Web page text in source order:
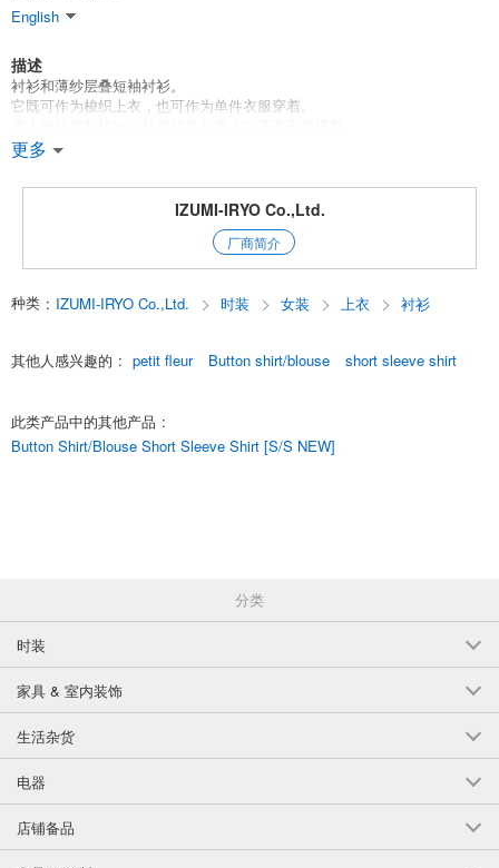
English
描述
衬衫和薄纱层叠短袖衬衫。
它既可作为梭织上衣，也可作为单件衣服穿着。
在条纹衬衫中加入薄纱，更显女性柔美。
*Petit Fleur
专为追求潮流的时尚女性设计！从妩媚可爱的时装到混合休闲的搭配，我
们以合理的价格为各种场合提供各种服饰。
限时优惠！仅对首次购买的顾客免运费！
很抱歉，我们不为国外客户提供免运费服务。
*关于库存*.
如果您想大量订购，请通过留言与我们联系。
English
更多
IZUMI-IRYO Co.,Ltd.
厂商简介
种类 : IZUMI-IRYO Co.,Ltd. 时装 女装 上衣 衬衫
其他人感兴趣的 : petit fleur Button shirt/blouse short sleeve shirt
此类产品中的其他产品 :
Button Shirt/Blouse Short Sleeve Shirt [S/S NEW]
分类
时装
家具 & 室内装饰
生活杂货
电器
店铺备品